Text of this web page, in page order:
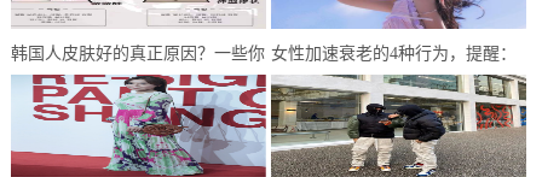
韩国人皮肤好的真正原因？一些你
没听过的护肤事实
女性加速衰老的4种行为，提醒：
能不做就不做，别任性妄为